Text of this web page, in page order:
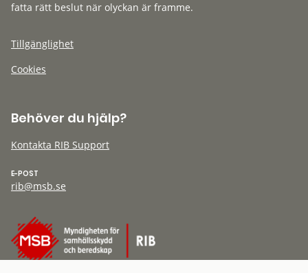
fatta rätt beslut när olyckan är framme.
Tillgänglighet
Cookies
Behöver du hjälp?
Kontakta RIB Support
E-POST
rib@msb.se